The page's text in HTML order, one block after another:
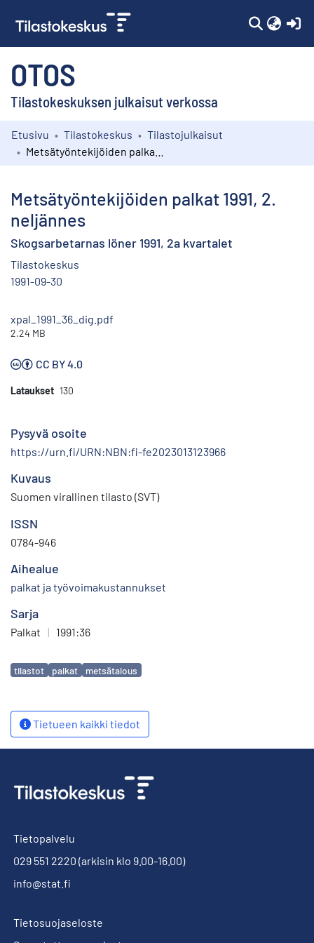
OTOS
Tilastokeskuksen julkaisut verkossa
Kokoelmat
Etusivu Tilastokeskus
Tilastojulkaisut
Metsätyöntekijöiden palkat 1991, 2.
neljännes
Skogsarbetarnas löner 1991, 2a kvartalet
Tilastokeskus
1991-09-30
xpal_1991_36_dig.pdf
2.24 MB
CC BY 4.0
Lataukset 130
Pysyvä osoite
https://urn.fi/URN:NBN:fi-fe2023013123966
Kuvaus
Suomen virallinen tilasto (SVT)
ISSN
0784-946
Aihealue
palkat ja työvoimakustannukset
Sarja
Palkat | 1991:36
Avainsanat
tilastot palkat metsätalous
Tietueen kaikki tiedot
Tietopalvelu
029 551 2220 (arkisin klo 9.00-16.00)
info@stat.fi
Tietosuojaseloste